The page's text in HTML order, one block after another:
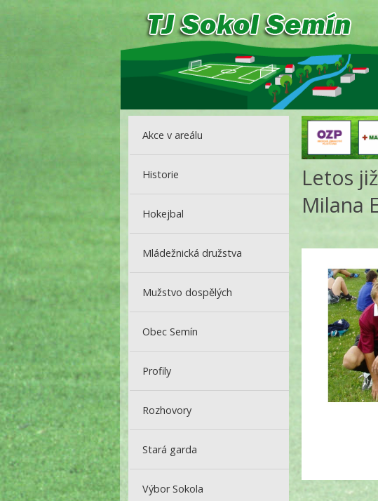
Akce v areálu
Historie
Hokejbal
Mládežnická družstva
Mužstvo dospělých
Obec Semín
Profily
Rozhovory
Stará garda
Výbor Sokola
Letos
Milana